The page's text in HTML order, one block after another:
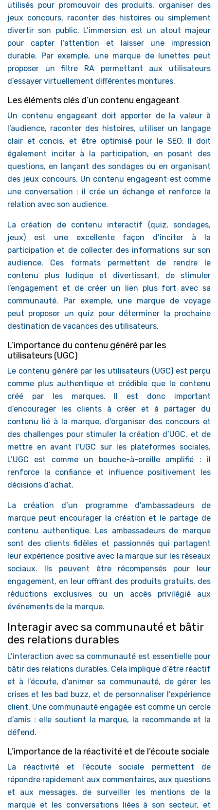
utilisés pour promouvoir des produits, organiser des
jeux concours, raconter des histoires ou simplement
divertir son public. L’immersion est un atout majeur
pour capter l’attention et laisser une impression
durable. Par exemple, une marque de lunettes peut
proposer un filtre RA permettant aux utilisateurs
d’essayer virtuellement différentes montures.
Les éléments clés d’un contenu engageant
Un contenu engageant doit apporter de la valeur à
l’audience, raconter des histoires, utiliser un langage
clair et concis, et être optimisé pour le SEO. Il doit
également inciter à la participation, en posant des
questions, en lançant des sondages ou en organisant
des jeux concours. Un contenu engageant est comme
une conversation : il crée un échange et renforce la
relation avec son audience.
La création de contenu interactif (quiz, sondages,
jeux) est une excellente façon d’inciter à la
participation et de collecter des informations sur son
audience. Ces formats permettent de rendre le
contenu plus ludique et divertissant, de stimuler
l’engagement et de créer un lien plus fort avec sa
communauté. Par exemple, une marque de voyage
peut proposer un quiz pour déterminer la prochaine
destination de vacances des utilisateurs.
L’importance du contenu généré par les
utilisateurs (UGC)
Le contenu généré par les utilisateurs (UGC) est perçu
comme plus authentique et crédible que le contenu
créé par les marques. Il est donc important
d’encourager les clients à créer et à partager du
contenu lié à la marque, d’organiser des concours et
des challenges pour stimuler la création d’UGC, et de
mettre en avant l’UGC sur les plateformes sociales.
L’UGC est comme un bouche-à-oreille amplifié : il
renforce la confiance et influence positivement les
décisions d’achat.
La création d’un programme d’ambassadeurs de
marque peut encourager la création et le partage de
contenu authentique. Les ambassadeurs de marque
sont des clients fidèles et passionnés qui partagent
leur expérience positive avec la marque sur les réseaux
sociaux. Ils peuvent être récompensés pour leur
engagement, en leur offrant des produits gratuits, des
réductions exclusives ou un accès privilégié aux
événements de la marque.
Interagir avec sa communauté et bâtir
des relations durables
L’interaction avec sa communauté est essentielle pour
bâtir des relations durables. Cela implique d’être réactif
et à l’écoute, d’animer sa communauté, de gérer les
crises et les bad buzz, et de personnaliser l’expérience
client. Une communauté engagée est comme un cercle
d’amis : elle soutient la marque, la recommande et la
défend.
L’importance de la réactivité et de l’écoute sociale
La réactivité et l’écoute sociale permettent de
répondre rapidement aux commentaires, aux questions
et aux messages, de surveiller les mentions de la
marque et les conversations liées à son secteur, et